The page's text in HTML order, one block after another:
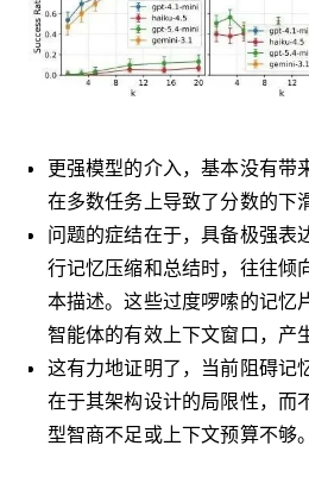
更强模型的介入，基本没有带
在多数任务上导致了分数的下
问题的症结在于，具备极强表
行记忆压缩和总结时，往往倾
本描述。这些过度啰嗦的记忆
智能体的有效上下文窗口，产
这有力地证明了，当前阻碍记
在于其架构设计的局限性，而
型智商不足或上下文预算不够。